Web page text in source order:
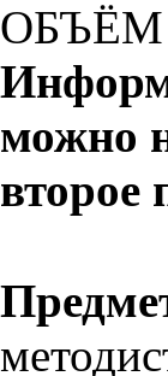
можно
второе